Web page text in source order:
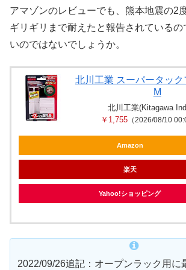
アマゾンのレビューでも、熊本地震の2
ギリギリまで耐えたと報告されている
いのではないでしょうか。
北川工業 スーパータッ
M
北川工業(Kitagawa
￥1,755（2026/08/10
Amazon
楽天
Yahoo!ショッピング
2022/09/26追記：オープンラック用に